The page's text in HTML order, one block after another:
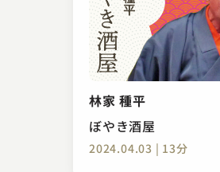
林家 種平
ぼやき酒屋
2024.04.03 | 13分